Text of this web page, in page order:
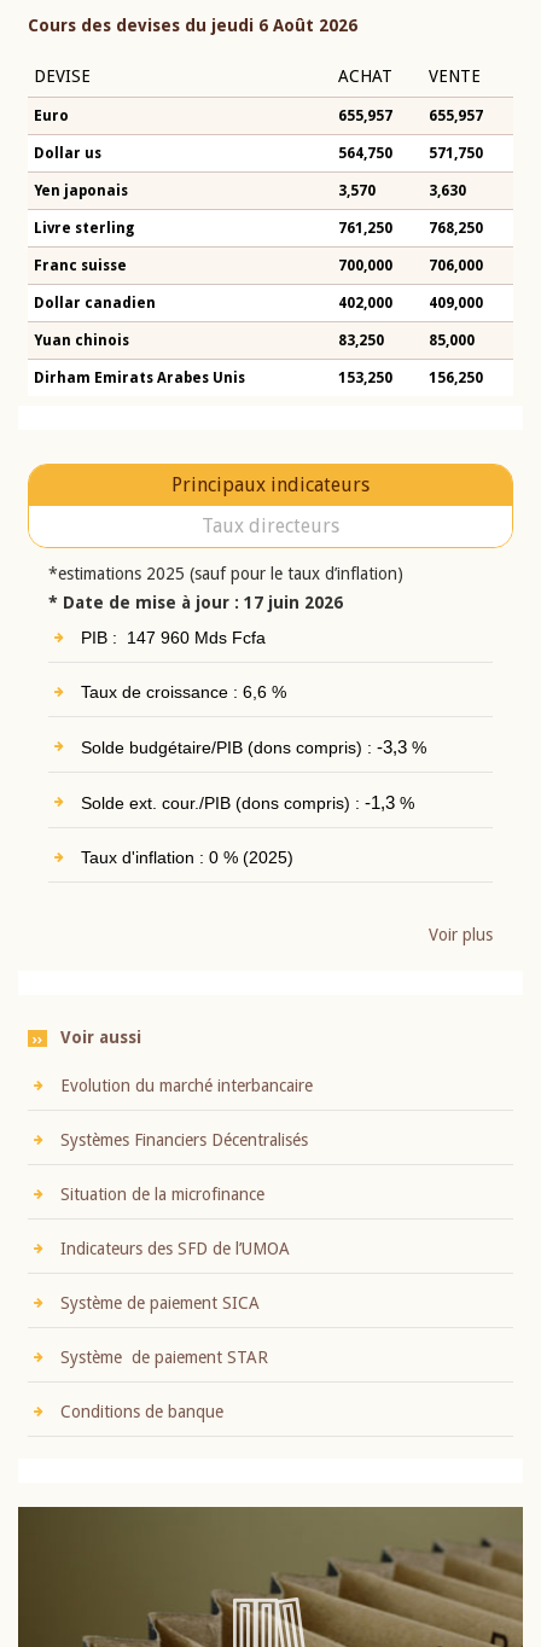
Cours des devises du jeudi 6 Août 2026
DEVISE ACHAT VENTE
Euro 655,957 655,957
Dollar us 564,750 571,750
Yen japonais 3,570 3,630
Livre sterling 761,250 768,250
Franc suisse 700,000 706,000
Dollar canadien 402,000 409,000
Yuan chinois 83,250 85,000
Dirham Emirats Arabes Unis 153,250 156,250
Principaux indicateurs
Taux directeurs
*estimations 2025 (sauf pour le taux d’inflation)
* Date de mise à jour : 17 juin 2026
PIB : 147 960 Mds Fcfa
Taux de croissance : 6,6 %
Solde budgétaire/PIB (dons compris) : -3,3%
Solde ext. cour./PIB (dons compris) : -1,3%
Taux d'inflation : 0 % (2025)
Voir plus
Voir aussi
Evolution du marché interbancaire
Systèmes Financiers Décentralisés
Situation de la microfinance
Indicateurs des SFD de l’UMOA
Système de paiement SICA
Système de paiement STAR
Conditions de banque